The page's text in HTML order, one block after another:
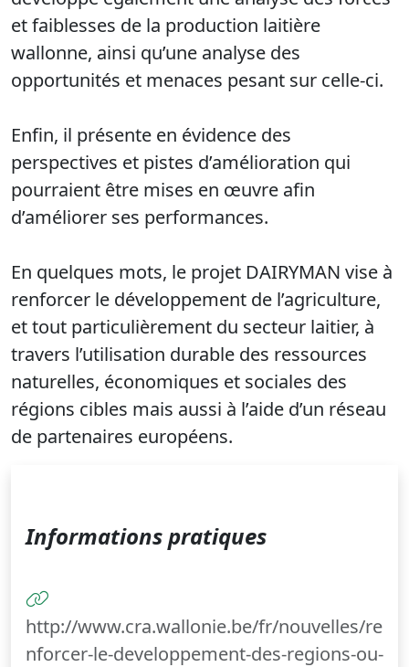
et faiblesses de la production laitière
wallonne, ainsi qu’une analyse des
opportunités et menaces pesant sur celle-ci.
Enfin, il présente en évidence des
perspectives et pistes d’amélioration qui
pourraient être mises en œuvre afin
d’améliorer ses performances.
En quelques mots, le projet DAIRYMAN vise à
renforcer le développement de l’agriculture,
et tout particulièrement du secteur laitier, à
travers l’utilisation durable des ressources
naturelles, économiques et sociales des
régions cibles mais aussi à l’aide d’un réseau
de partenaires européens.
Informations pratiques
http://www.cra.wallonie.be/fr/nouvelles/re
nforcer-le-developpement-des-regions-ou-